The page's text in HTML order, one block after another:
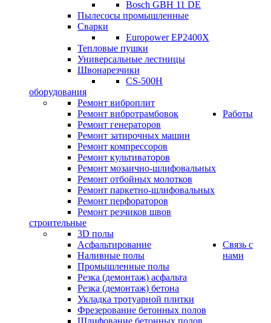
Bosch GBH 11 DE
Пылесосы промышленные
Сварки
Europower EP2400X
Тепловые пушки
Универсальные лестницы
Швонарезчики
CS-500H
оборудования
Ремонт виброплит
Ремонт вибротрамбовок
Ремонт генераторов
Ремонт затирочных машин
Ремонт компрессоров
Ремонт культиваторов
Ремонт мозаично-шлифовальных
Ремонт отбойных молотков
Ремонт паркетно-шлифовальных
Ремонт перфораторов
Ремонт резчиков швов
Работы
строительные
3D полы
Асфальтирование
Наливные полы
Промышленные полы
Резка (демонтаж) асфальта
Резка (демонтаж) бетона
Укладка тротуарной плитки
Фрезерование бетонных полов
Шлифование бетонных полов
Cвязь с
нами